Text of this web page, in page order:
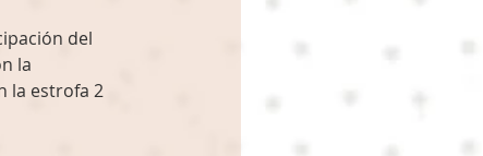
del
la
la estrofa 2